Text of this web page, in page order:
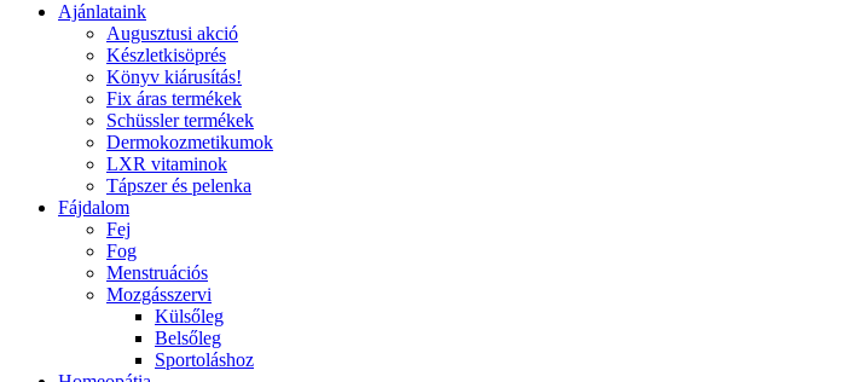
Ajánlataink
Augusztusi akció
Készletkisöprés
Könyv kiárusítás!
Fix áras termékek
Schüssler termékek
Dermokozmetikumok
LXR vitaminok
Tápszer és pelenka
Fájdalom
Fej
Fog
Menstruációs
Mozgásszervi
Külsőleg
Belsőleg
Sportoláshoz